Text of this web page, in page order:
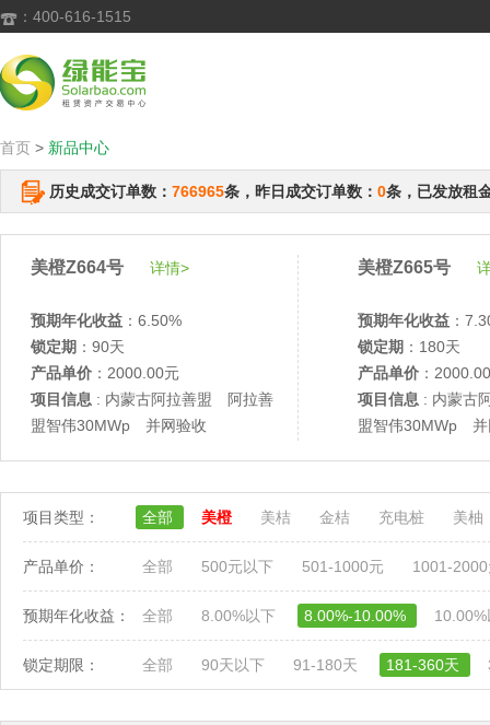
 ：400-616-1515
首页 > 新品中心
历史成交订单数： 766965条，昨日成交订单数： 0条，已发放租
美橙Z664号 详情>
预期年化收益 ：6.50%
锁定期 ：90天
产品单价 ：2000.00元
项目信息 : 内蒙古阿拉善盟 阿拉善
盟智伟30MWp 并网验收
美橙Z665号
预期年化收益 ：
锁定期 ：180天
产品单价 ：
项目信息 : 内蒙古
盟智伟30MWp 并
项目类型： 全部 美橙 美桔 金桔 充电桩 美柚
产品单价： 全部 500元以下 501-1000元 1001-
预期年化收益： 全部 8.00%以下 8.00%-10.00%
锁定期限： 全部 90天以下 91-180天 181-360天